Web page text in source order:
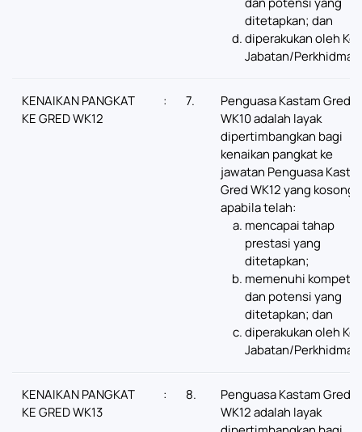
ditetapkan; dan
diperakukan oleh
Jabatan/
KENAIKAN PANGKAT
KE GRED WK12
: 7.
Penguasa Kastam Gred
WK10 adalah layak
dipertimbangkan bagi
kenaikan pangkat ke
jawatan Penguasa
Gred WK12 yang kosong
apabila telah:
mencapai tahap
prestasi yang
ditetapkan;
memenuhi
dan potensi yang
ditetapkan; dan
diperakukan oleh
Jabatan/
KENAIKAN PANGKAT
KE GRED WK13
: 8.
Penguasa Kastam Gred
WK12 adalah layak